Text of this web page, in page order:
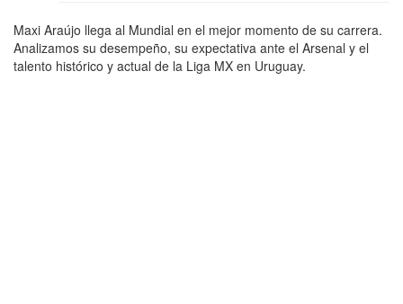
Maxi Araújo llega al Mundial en el mejor momento de su carrera.
Analizamos su desempeño, su expectativa ante el Arsenal y el
talento histórico y actual de la Liga MX en Uruguay.